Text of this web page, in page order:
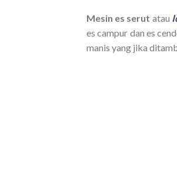
Mesin es serut atau
es campur dan es
manis yang jika